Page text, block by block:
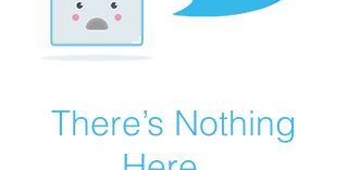
There’s Nothing